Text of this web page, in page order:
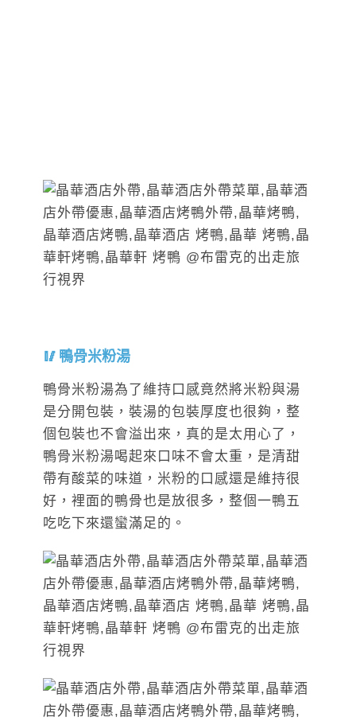
鴨骨米粉湯
鴨骨米粉湯為了維持口感竟然將米粉與湯
是分開包裝，裝湯的包裝厚度也很夠，整
個包裝也不會溢出來，真的是太用心了，
鴨骨米粉湯喝起來口味不會太重，是清甜
帶有酸菜的味道，米粉的口感還是維持很
好，裡面的鴨骨也是放很多，整個一鴨五
吃吃下來還蠻滿足的。